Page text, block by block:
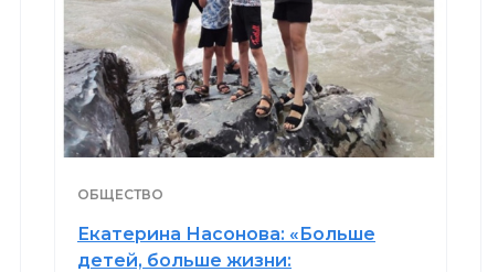
ОБЩЕСТВО
Екатерина Насонова: «Больше
детей, больше жизни: